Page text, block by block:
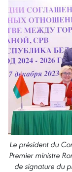
Le président du
Premier ministre
de signature du